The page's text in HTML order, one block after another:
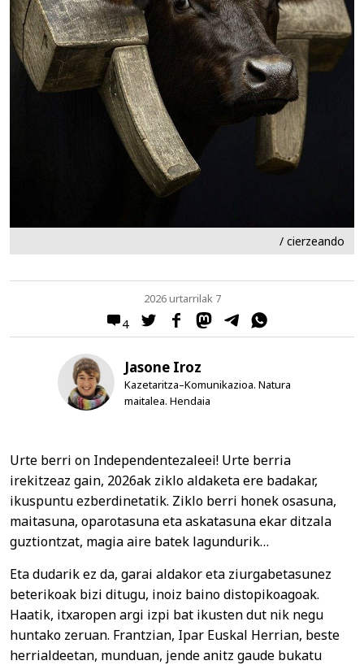
/ cierzeando
4
2026 urtarrilak 7
Jasone Iroz
Kazetaritza–Komunikazioa. Natura
maitalea. Hendaia
Urte berri on Independentezaleei! Urte berria
irekitzeaz gain, 2026ak ziklo aldaketa ere badakar,
ikuspuntu ezberdinetatik. Ziklo berri honek osasuna,
maitasuna, oparotasuna eta askatasuna ekar ditzala
guztiontzat, magia aire batek lagundurik…
Eta dudarik ez da, garai aldakor eta ziurgabetasunez
beterikoak bizi ditugu, inoiz baino distopikoagoak.
Haatik, itxaropen argi izpi bat ikusten dut nik negu
huntako zeruan. Frantzian, Ipar Euskal Herrian, beste
herrialdeetan, munduan, jende anitz gaude bukatu